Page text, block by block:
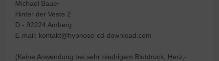
Michael Bauer
Hinter der Veste 2
D - 92224 Amberg
E-mail: kontakt@hypnose-cd-download.com
(Keine Anwendung bei sehr niedrigem Blutdruck, Herz,-